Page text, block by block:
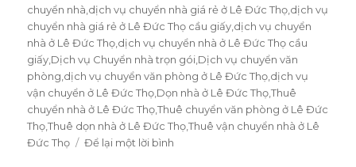
chuyển nhà dịch vụ chuyển nhà giá rẻ ở Lê Đức Thọ dịch vụ
chuyển nhà giá rẻ ở Lê Đức Thọ cầu giấy dịch vụ chuyển
nhà ở Lê Đức Thọ dịch vụ chuyển nhà ở Lê Đức Thọ cầu
giấy Dịch vụ Chuyển nhà trọn gói Dịch vụ chuyển văn
phòng dịch vụ chuyển văn phòng ở Lê Đức Thọ dịch vụ
vận chuyển ở Lê Đức Thọ Dọn nhà ở Lê Đức Thọ,Thuê
chuyển nhà ở Lê Đức Thọ,Thuê chuyển văn phòng ở Lê Đức
Thọ,Thuê dọn nhà ở Lê Đức Thọ,Thuê vận chuyển nhà ở Lê
Đức Thọ
Để lại một lời bình